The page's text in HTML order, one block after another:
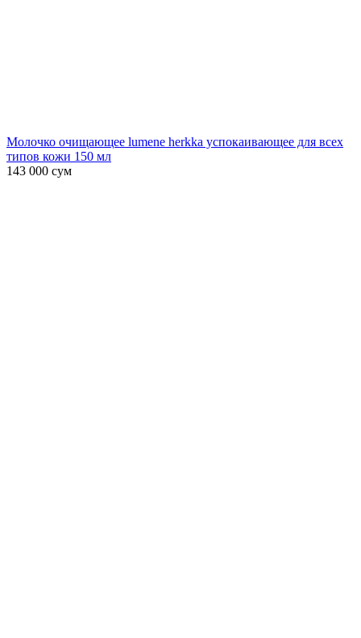
Молочко очищающее lumene herkka успокаивающее для всех
типов кожи 150 мл
143 000 сум